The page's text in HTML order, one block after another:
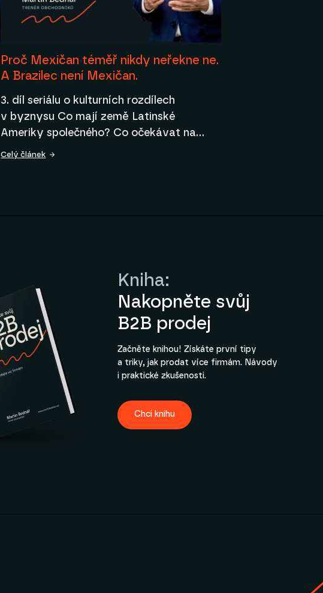
Proč Mexičan téměř nikdy neřekne ne.
A Brazilec není Mexičan.
3. díl seriálu o kulturních rozdílech
v byznysu Co mají země Latinské
Ameriky společného? Co očekávat na…
Celý článek
Kniha:
Nakopněte svůj
B2B prodej
Začněte knihou! Získáte první tipy
a triky, jak prodat více firmám. Návody
i praktické zkušenosti.
Chci knihu